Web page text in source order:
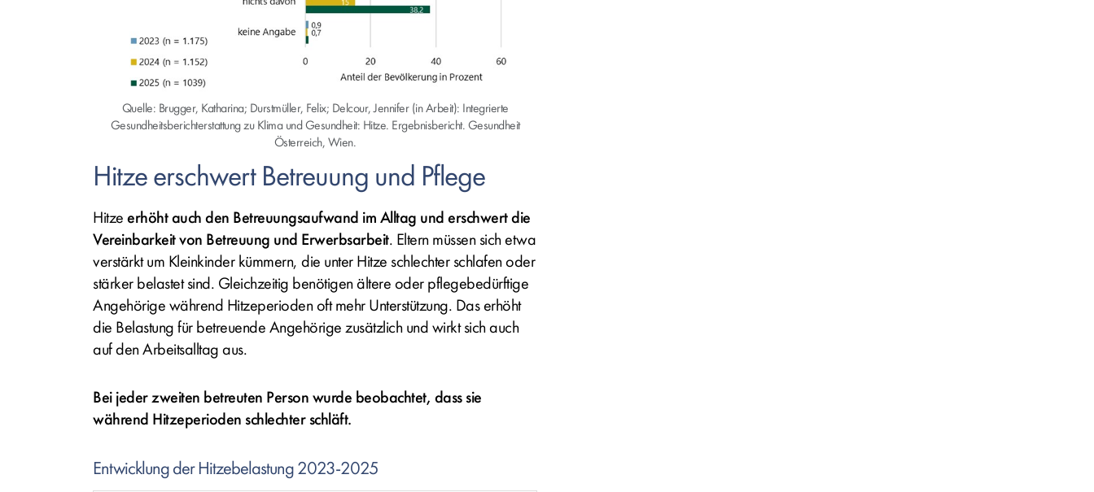
Quelle: Brugger, Katharina; Durstmüller, Felix; Delcour, Jennifer (in Arbeit): Integrierte
Gesundheitsberichterstattung zu Klima und Gesundheit: Hitze. Ergebnisbericht. Gesundheit
Österreich, Wien.
Hitze erschwert Betreuung und Pflege
Hitze erhöht auch den Betreuungsaufwand im Alltag und erschwert die
Vereinbarkeit von Betreuung und Erwerbsarbeit. Eltern müssen sich etwa
verstärkt um Kleinkinder kümmern, die unter Hitze schlechter schlafen oder
stärker belastet sind. Gleichzeitig benötigen ältere oder pflegebedürftige
Angehörige während Hitzeperioden oft mehr Unterstützung. Das erhöht
die Belastung für betreuende Angehörige zusätzlich und wirkt sich auch
auf den Arbeitsalltag aus.
Bei jeder zweiten betreuten Person wurde beobachtet, dass sie
während Hitzeperioden schlechter schläft.
Entwicklung der Hitzebelastung 2023-2025